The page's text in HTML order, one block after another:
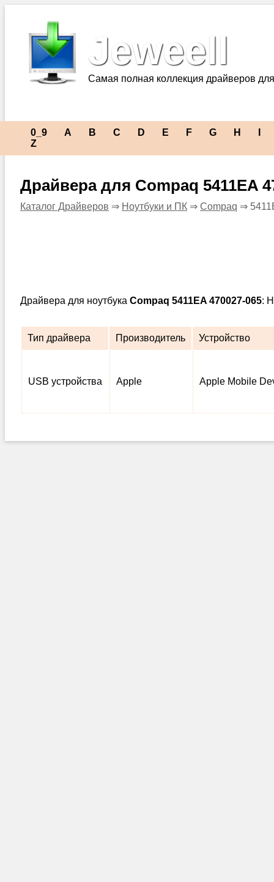
Jeweell
Самая полная коллекция драйверов
0_9 A B C D E F G H
Z
Драйвера для Compaq 5411EA
Каталог Драйверов ⇒ Ноутбуки и ПК ⇒ Compaq ⇒
Драйвера для ноутбука Compaq 5411EA 470027-065:
Тип драйвера Производитель Устройство
USB устройства Apple Apple Mobile